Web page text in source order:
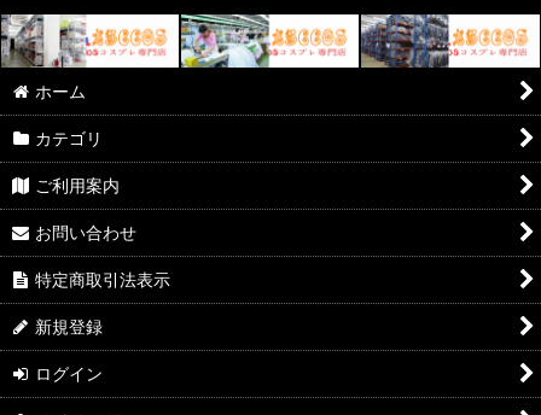
ホーム
カテゴリ
ご利用案内
お問い合わせ
特定商取引法表示
新規登録
ログイン